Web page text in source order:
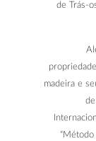
de Trás-
madeira e